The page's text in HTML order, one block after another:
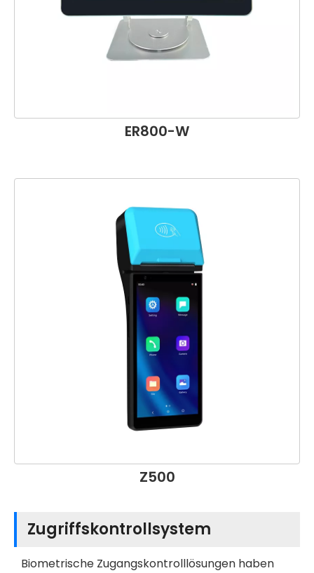
ER800-W
Z500
Zugriffskontrollsystem
Biometrische Zugangskontrolllösungen haben